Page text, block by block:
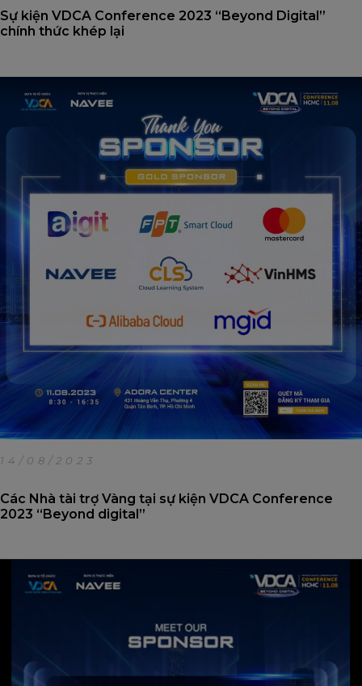
Sự kiện VDCA Conference 2023 “Beyond Digital”
chính thức khép lại
14/08/2023
Các Nhà tài trợ Vàng tại sự kiện VDCA Conference
2023 “Beyond digital”